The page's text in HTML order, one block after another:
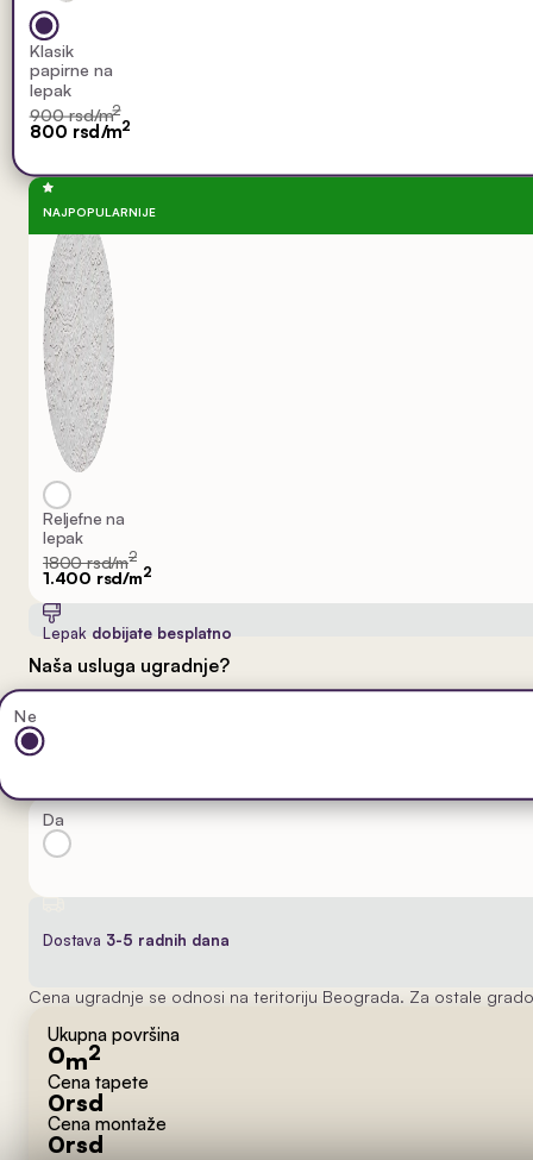
Klasik
papirne na
lepak
900 rsd/m2
800 rsd/m2
NAJPOPULARNIJE
Reljefne na
lepak
1800 rsd/m2
1.400 rsd/m2
Lepak dobijate besplatno
Naša usluga ugradnje?
Ne
Da
Dostava 3-5 radnih dana
Cena ugradnje se odnosi na teritoriju Beograda. Za ostale
Ukupna površina
0m2
Cena tapete
0rsd
Cena montaže
0rsd